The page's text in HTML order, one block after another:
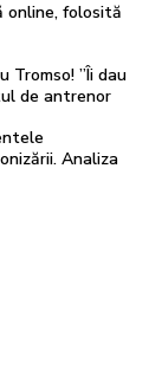
online, folosită
Tromso! ”Îi dau
de antrenor
Analiza